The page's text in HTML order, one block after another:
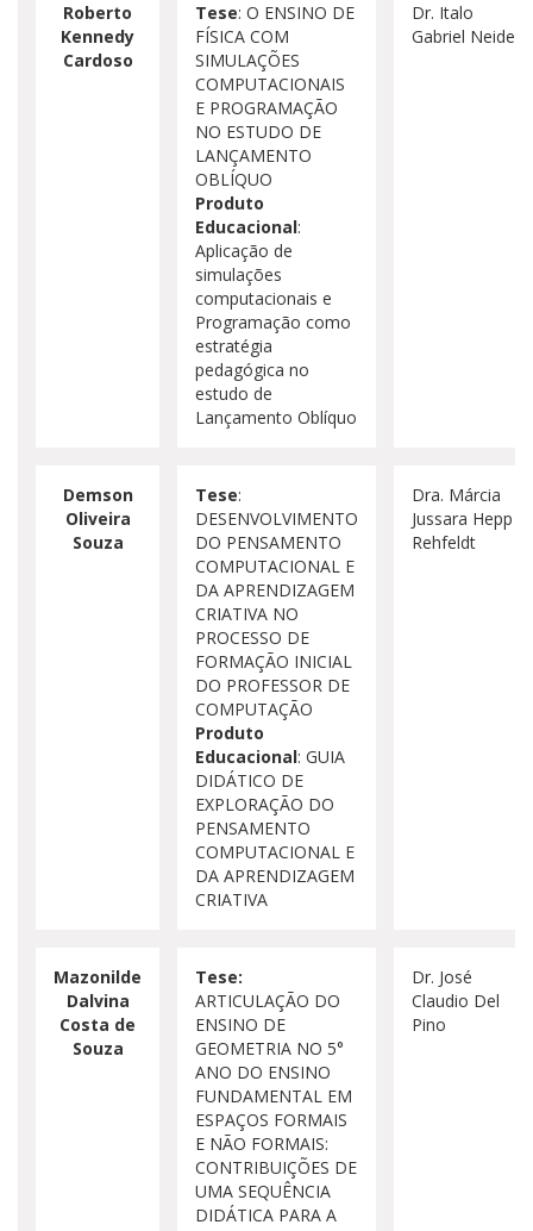
Roberto
Kennedy
Cardoso
Tese: O ENSINO DE
FÍSICA COM
SIMULAÇÕES
COMPUTACIONAIS
E PROGRAMAÇÃO
NO ESTUDO DE
LANÇAMENTO
OBLÍQUO
Produto
Educacional:
Aplicação de
simulações
computacionais e
Programação como
estratégia
pedagógica no
estudo de
Lançamento Oblíquo
Dr. Italo
Gabriel Neide
Demson
Oliveira
Souza
Tese:
DESENVOLVIMENTO
DO PENSAMENTO
COMPUTACIONAL E
DA APRENDIZAGEM
CRIATIVA NO
PROCESSO DE
FORMAÇÃO INICIAL
DO PROFESSOR DE
COMPUTAÇÃO
Produto
Educacional: GUIA
DIDÁTICO DE
EXPLORAÇÃO DO
PENSAMENTO
COMPUTACIONAL E
DA APRENDIZAGEM
CRIATIVA
Dra. Márcia
Jussara Hepp
Rehfeldt
Mazonilde
Dalvina
Costa de
Souza
Tese:
ARTICULAÇÃO DO
ENSINO DE
GEOMETRIA NO 5°
ANO DO ENSINO
FUNDAMENTAL EM
ESPAÇOS FORMAIS
E NÃO FORMAIS:
CONTRIBUIÇÕES DE
UMA SEQUÊNCIA
DIDÁTICA PARA A
Dr. José
Claudio Del
Pino